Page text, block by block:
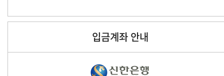
입금계좌 안내